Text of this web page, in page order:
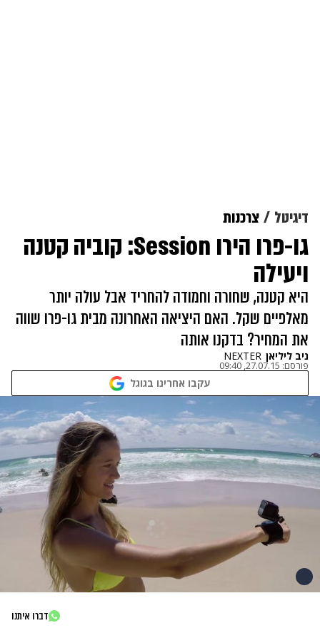
דיגיטל צרכנות
גו-פרו הירו Session: קוביה קטנה
ויעילה
היא קטנה, שחורה וחמודה להחריד אבל עולה יותר
מאלפיים שקל. האם היציאה האחרונה מבית גו-פרו שווה
את המחיר? בדקנו אותה
ניב ליליאן NEXTER
פורסם: 27.07.15, 09:40
עקבו אחרינו בגוגל
דברו איתנו